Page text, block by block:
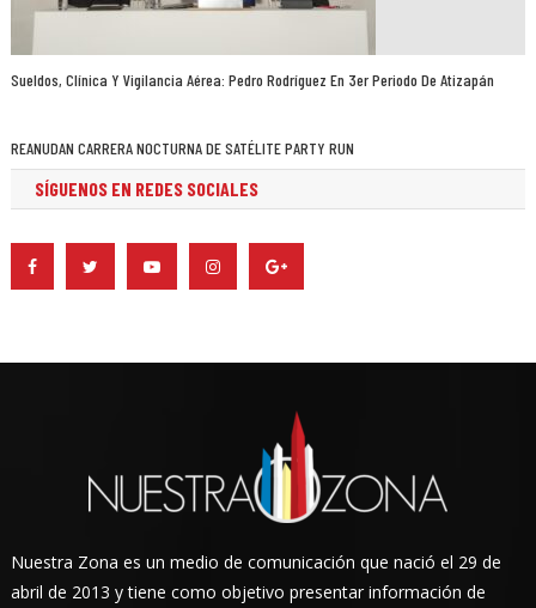
Sueldos, Clínica Y Vigilancia Aérea: Pedro Rodríguez En 3er Periodo De Atizapán
REANUDAN CARRERA NOCTURNA DE SATÉLITE PARTY RUN
SÍGUENOS EN REDES SOCIALES
Nuestra Zona es un medio de comunicación que nació el 29 de
abril de 2013 y tiene como objetivo presentar información de